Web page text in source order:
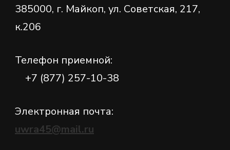
385000, г. Майкоп, ул. Советская, 217,
к.206
Телефон приемной:
+7 (877) 257-10-38
Электронная почта:
uwra45@mail.ru